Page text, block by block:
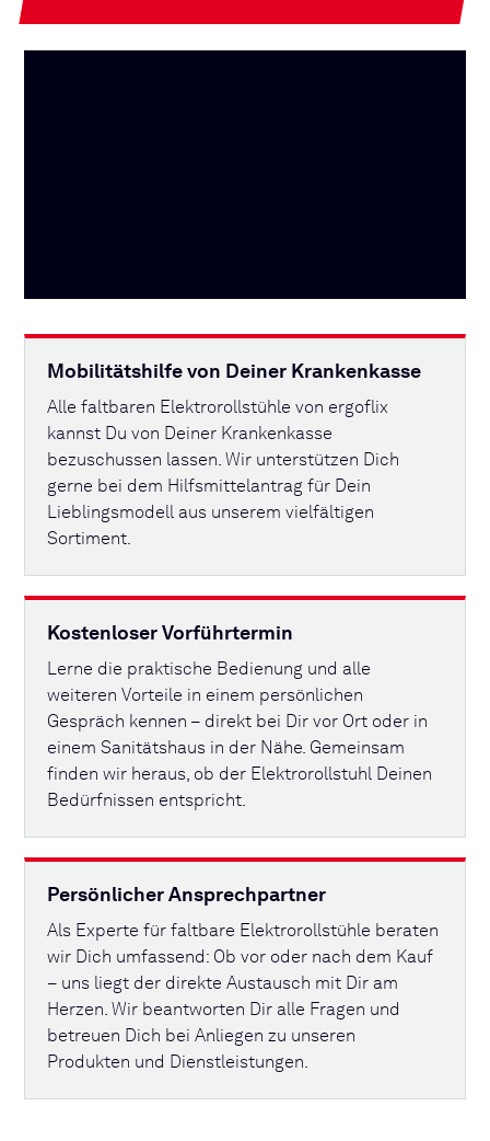
Mobilitätshilfe von Deiner Krankenkasse
Alle faltbaren Elektrorollstühle von ergoflix
kannst Du von Deiner Krankenkasse
bezuschussen lassen. Wir unterstützen Dich
gerne bei dem Hilfsmittelantrag für Dein
Lieblingsmodell aus unserem vielfältigen
Sortiment.
Kostenloser Vorführtermin
Lerne die praktische Bedienung und alle
weiteren Vorteile in einem persönlichen
Gespräch kennen – direkt bei Dir vor Ort oder in
einem Sanitätshaus in der Nähe. Gemeinsam
finden wir heraus, ob der Elektrorollstuhl Deinen
Bedürfnissen entspricht.
Persönlicher Ansprechpartner
Als Experte für faltbare Elektrorollstühle beraten
wir Dich umfassend: Ob vor oder nach dem Kauf
– uns liegt der direkte Austausch mit Dir am
Herzen. Wir beantworten Dir alle Fragen und
betreuen Dich bei Anliegen zu unseren
Produkten und Dienstleistungen.